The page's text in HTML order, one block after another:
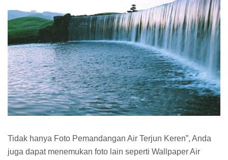
Tidak hanya Foto Pemandangan Air Terjun Keren”, Anda
juga dapat menemukan foto lain seperti Wallpaper Air